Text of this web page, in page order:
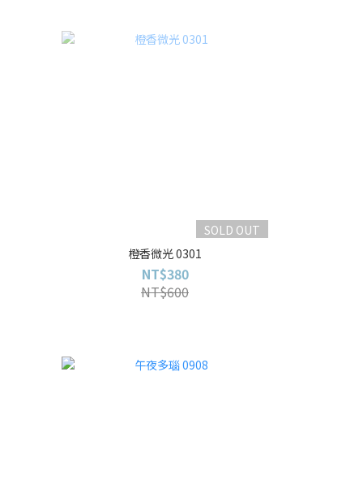
SOLD OUT
橙香微光 0301
NT$380
NT$600